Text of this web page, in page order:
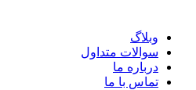
وبلاگ
سوالات متداول
درباره ما
تماس با ما